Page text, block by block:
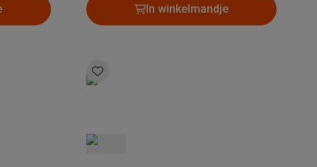
met ecocheques Dampkappen met ecochequesKookplaten
In winkelmandje